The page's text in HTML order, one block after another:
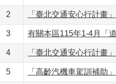
2 「臺北交通安心行計畫
3 有關本區115年1-4月「
4 「臺北交通安心行計畫
5 「高齡汽機車駕訓補助